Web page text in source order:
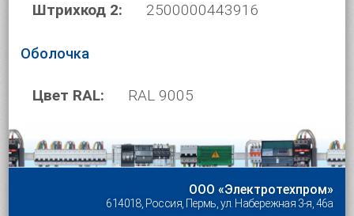
Штрихкод 2:
2500000443916
Оболочка
Цвет RAL: RAL 9005
ООО «Электротехпром»
614018, Россия, Пермь, ул. Набережная 3-я, 46а